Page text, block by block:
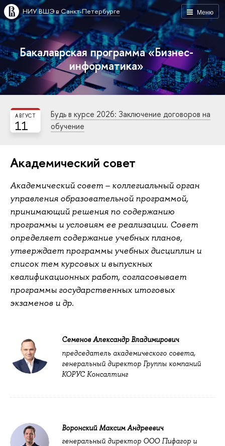
Меню
НИУ ВШЭ в Санкт-Петербурге
Бакалаврская программа «Бизнес-
информатика»
11
АВГУСТ
Будь в курсе 2026: Заключение договоров на
обучение
Академический совет
Академический совет – коллегиальный орган
управления образовательной программой,
принимающий решения по содержанию
программы и условиям ее реализации. Совет
определяет содержание учебных планов,
утверждает программы учебных дисциплин и
список тем курсовых и выпускных
квалификационных работ, согласовывает
программы государственных итоговых
экзаменов и др.
Семенов Александр Владимирович
председатель академического совета,
генеральный директор Группы компаний
КОРУС Консалтинг
Воронский Максим Андреевич
генеральный директор ООО Пифагор и